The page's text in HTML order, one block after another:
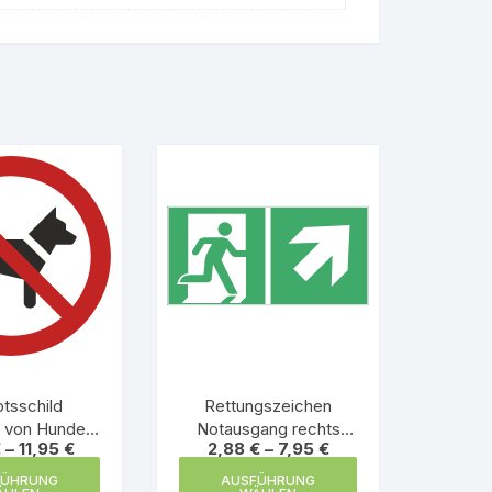
Hunden
– 11,95 €
Rettungszeichen
Notausgang rechts
oben
2,88 €– 7,95 €
AUSFÜHRUNG